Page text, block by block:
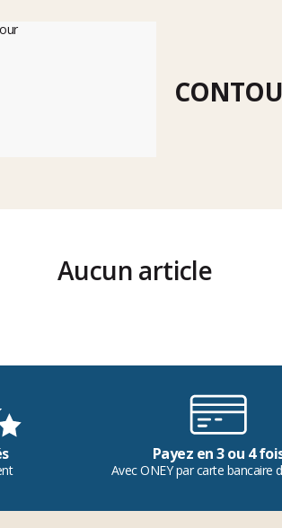
Aucun article
Payez en 3 ou 4
Avec ONEY par carte bancaire